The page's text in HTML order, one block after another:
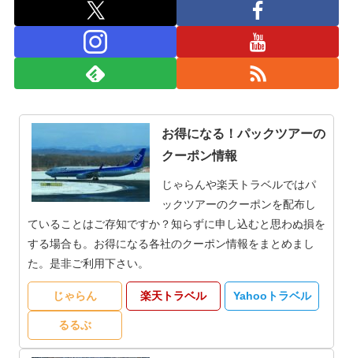
お得になる！パックツアーの
クーポン情報
じゃらんや楽天トラベルではパ
ックツアーのクーポンを配布し
ていることはご存知ですか？知らずに申し込むと思わぬ損を
する場合も。お得になる各社のクーポン情報をまとめまし
た。是非ご利用下さい。
じゃらん 楽天トラベル Yahooトラベル
るるぶ